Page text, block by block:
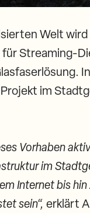
Welt
Streaming-
im
Vorhaben
im
Internet bis
sein“, erklärt